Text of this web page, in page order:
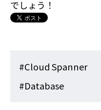
でしょう！
#Cloud Spanner
#Database